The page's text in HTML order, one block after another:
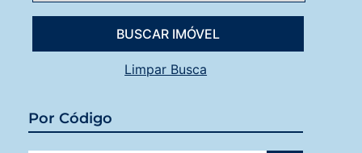
Limpar Busca
Por Código